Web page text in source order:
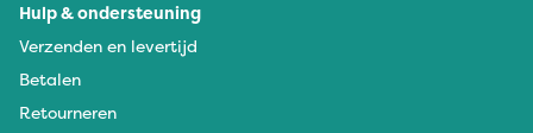
Hulp & ondersteuning
Verzenden en levertijd
Betalen
Retourneren